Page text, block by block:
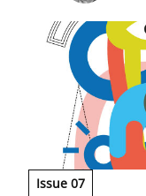
Issue 07